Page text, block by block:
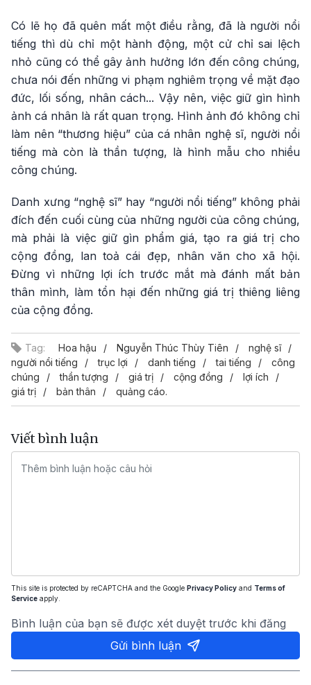
Có lẽ họ đã quên mất một điều rằng, đã là người nổi
tiếng thì dù chỉ một hành động, một cử chỉ sai lệch
nhỏ cũng có thể gây ảnh hưởng lớn đến công chúng,
chưa nói đến những vi phạm nghiêm trọng về mặt đạo
đức, lối sống, nhân cách... Vậy nên, việc giữ gìn hình
ảnh cá nhân là rất quan trọng. Hình ảnh đó không chỉ
làm nên “thương hiệu” của cá nhân nghệ sĩ, người nổi
tiếng mà còn là thần tượng, là hình mẫu cho nhiều
công chúng.
Danh xưng “nghệ sĩ” hay “người nổi tiếng” không phải
đích đến cuối cùng của những người của công chúng,
mà phải là việc giữ gìn phẩm giá, tạo ra giá trị cho
cộng đồng, lan toả cái đẹp, nhân văn cho xã hội.
Đừng vì những lợi ích trước mắt mà đánh mất bản
thân mình, làm tổn hại đến những giá trị thiêng liêng
của cộng đồng.
Tag: Hoa hậu Nguyễn Thúc Thùy Tiên
nghệ sĩ
người nổi tiếng
trục lợi danh tiếng tai tiếng
công
chúng
thần tượng giá trị cộng đồng
lợi ích
giá trị
bản thân quảng cáo.
Viết bình luận
This site is protected by reCAPTCHA and the Google Privacy Policy and Terms of
Service apply.
Bình luận của bạn sẽ được xét duyệt trước khi đăng
Gửi bình luận